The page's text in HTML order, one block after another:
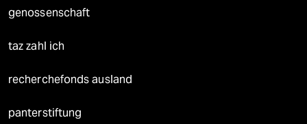
genossenschaft
taz zahl ich
recherchefonds ausland
panterstiftung